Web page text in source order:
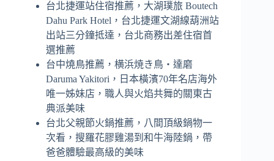
台北捷運站住宿推薦，大湖璞旅 Boutech
Dahu Park Hotel，台北捷運文湖線葫洲站
出站三分鐘抵達，台北商務出差住宿首
選推薦
台中燒鳥推薦，横浜焼き鳥‧達磨
Daruma Yakitori，日本橫濱70年名店海外
唯一姊妹店，職人與火焰共舞的關東古
典派美味
台北父親節火鍋推薦，八間頂級鍋物一
次看，搜羅花膠雞湯到和牛海陸鍋，帶
爸爸體驗最高級的美味